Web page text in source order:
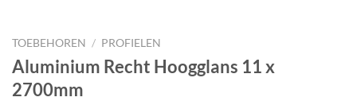
TOEBEHOREN / PROFIELEN
Aluminium Recht Hoogglans 11 x
2700mm